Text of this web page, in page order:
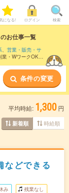
になる! ログイン 検索
のお仕事一覧
、 営業・販売・サ
・WワークOKの
条件の変更
平均時給: 1,300 円
新着順 時給順
などできる
み 残業なし